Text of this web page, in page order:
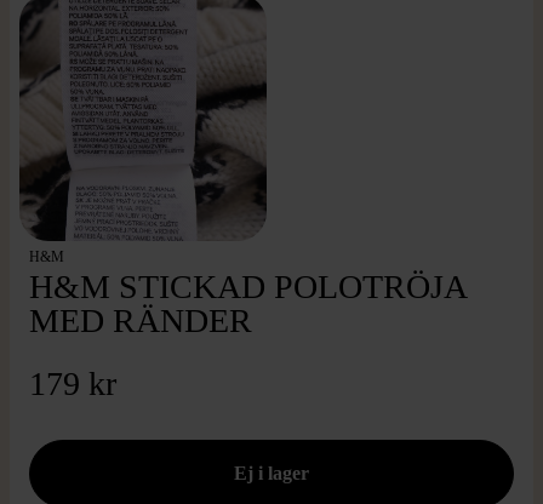
H&M
H&M STICKAD POLOTRÖJA
MED RÄNDER
179 kr